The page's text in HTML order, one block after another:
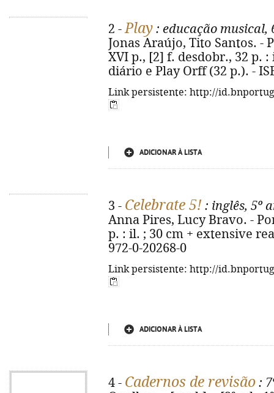
2 -Play : educação musical,
Jonas Araújo, Tito Santos. -
XVI p., [2] f. desdobr., 32 p.
diário e Play Orff (32 p.). -
Link persistente: http://
ADICIONAR À LISTA
3 - Celebrate 5! : inglês, 5º
Anna Pires, Lucy Bravo. -
p. : il. ; 30 cm + extensive
972-0-20268-0
Link persistente: http://
ADICIONAR À LISTA
4 - Cadernos de revisão :